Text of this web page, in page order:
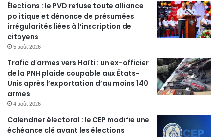
Élections : le PVD refuse toute alliance
politique et dénonce de présumées
irrégularités liées à l’inscription de
citoyens
5 août 2026
Trafic d’armes vers Haïti : un ex-officier
de la PNH plaide coupable aux États-
Unis après l’exportation d’au moins 140
armes
4 août 2026
Calendrier électoral : le CEP modifie une
échéance clé avant les élections